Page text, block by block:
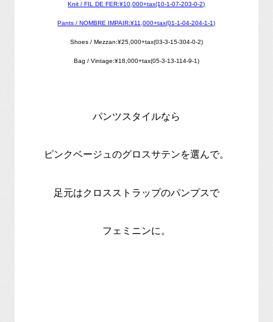
Knit / FIL DE FER:¥10,000+tax(10-1-07-203-0-2)
Pants / NOMBRE IMPAIR:¥11,000+tax(01-1-04-204-1-1)
Shoes / Mezzan:¥25,000+tax(03-3-15-304-0-2)
Bag / Vintage:¥18,000+tax(05-3-13-114-9-1)
パンツスタイルなら
ピンクベージュのグロスサテンを選んで。
足元はクロスストラップのパンプスで
フェミニンに。